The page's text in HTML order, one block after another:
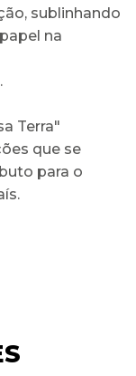
sublinhando
na
Terra"
que se
para o